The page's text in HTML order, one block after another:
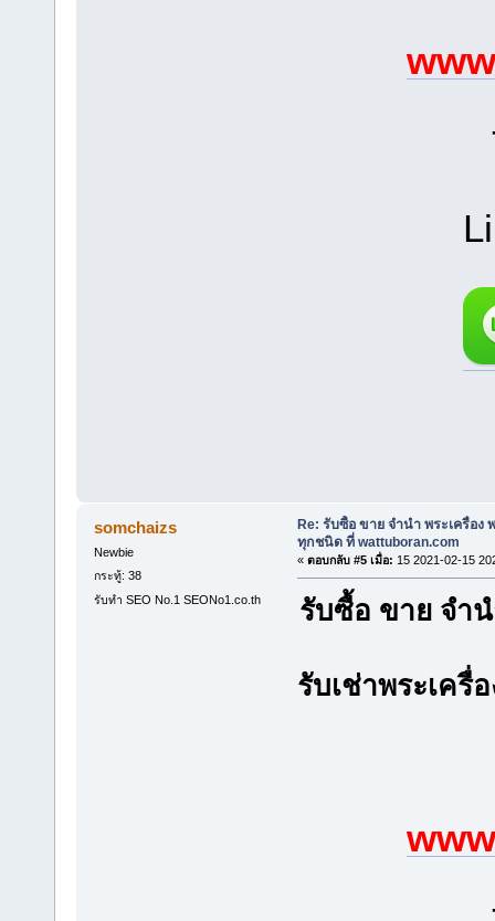
somchaizs
Newbie
กระทู้: 38
รับทำ SEO No.1 SEONo1.co.th
Re: รับซื้อ ขาย จำนำ พระเครื่อง
ทุกชนิด ที่ wattuboran.com
« ตอบกลับ #5 เมื่อ: 15 2021-02-15
รับซื้อ ขาย จำ
รับเช่าพระเครื่